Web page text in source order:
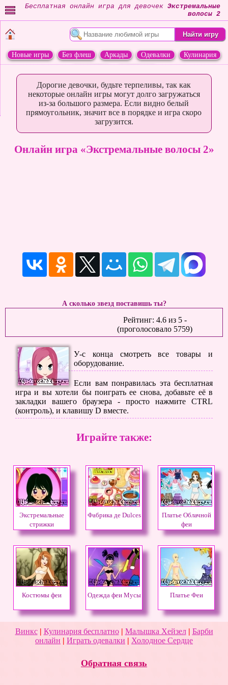
Бесплатная онлайн игра для девочек Экстремальные
волосы 2
Новые игры Без флеш Аркады Одевалки
Кулинария
Дорогие девочки, будьте терпеливы, так как
некоторые онлайн игры могут долго загружаться
из-за большого размера. Если видно белый
прямоугольник, значит все в порядке и игра скоро
загрузится.
Онлайн игра «Экстремальные волосы 2»
А сколько звезд поставишь ты?
Рейтинг: 4.6из 5-
(проголосовало 5759)
У-с конца смотреть все товары и
оборудование.
Если вам понравилась эта бесплатная
игра и вы хотели бы поиграть ее снова, добавьте её в
закладки вашего браузера - просто нажмите CTRL
(контроль), и клавишу D вместе.
Играйте также:
Экстремальные
стрижки
Фабрика де Dulces
Платье Облачной
феи
Костюмы феи Одежда феи Мусы Платье Феи
Винкс| Кулинария бесплатно| Малышка Хейзел| Барби
онлайн | Играть одевалки | Холодное Сердце
Обратная связь